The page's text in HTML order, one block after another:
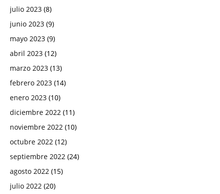
julio 2023 (8)
junio 2023 (9)
mayo 2023 (9)
abril 2023 (12)
marzo 2023 (13)
febrero 2023 (14)
enero 2023 (10)
diciembre 2022 (11)
noviembre 2022 (10)
octubre 2022 (12)
septiembre 2022 (24)
agosto 2022 (15)
julio 2022 (20)